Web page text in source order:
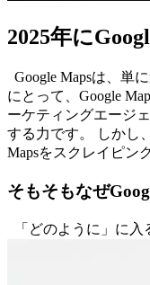
2025年に
Google Mapsは、単
にとって、Google
ーケティングエージ
する力です。 しかし
Mapsをスクレイピン
そもそもなぜ
「どのように」に入